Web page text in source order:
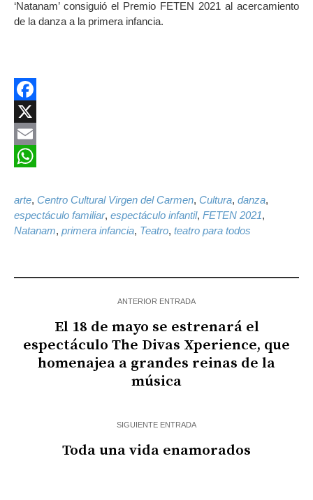
‘Natanam’ consiguió el Premio FETEN 2021 al acercamiento
de la danza a la primera infancia.
Facebook
X
Email
arte, Centro Cultural Virgen del Carmen, Cultura, danza,
espectáculo familiar, espectáculo infantil, FETEN 2021,
Natanam, primera infancia, Teatro, teatro para todos
ANTERIOR ENTRADA
El 18 de mayo se estrenará el
espectáculo The Divas Xperience, que
homenajea a grandes reinas de la
música
SIGUIENTE ENTRADA
Toda una vida enamorados